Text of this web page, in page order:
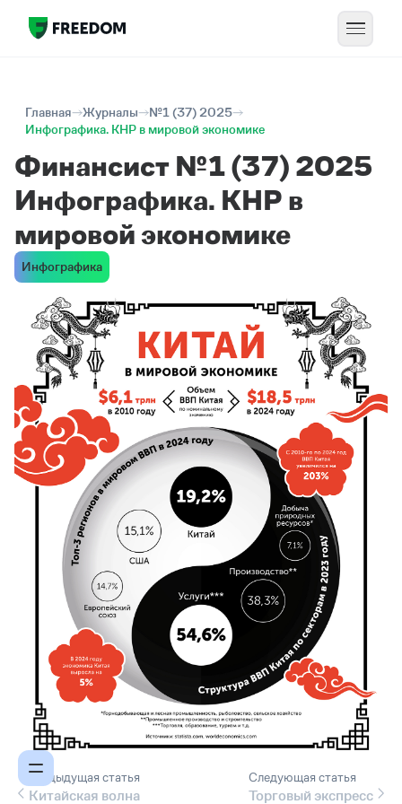
Главная Журналы
№1 (37) 2025
Инфографика. КНР в мировой экономике
Финансист №1 (37) 2025
Инфографика. КНР в
мировой экономике
Инфографика
Предыдущая статья
Китайская волна
Следующая статья
Торговый экспресс